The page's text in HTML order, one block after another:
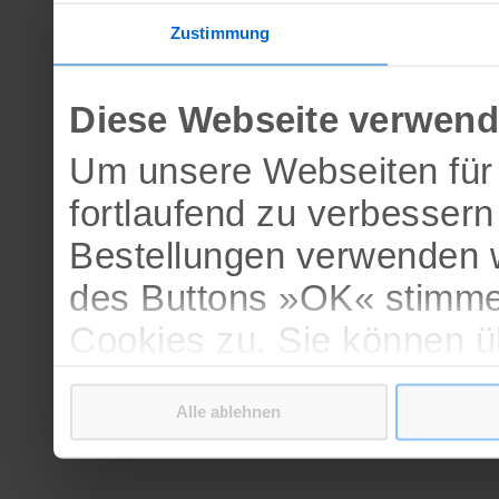
Zustimmung
Diese Webseite
Um unsere Webseiten
fortlaufend zu
Bestellungen
des Buttons »OK«
Cookies zu. Sie können
verschiedenen Cookies
bestätigen.
Weitere Informationen
Alle ablehnen